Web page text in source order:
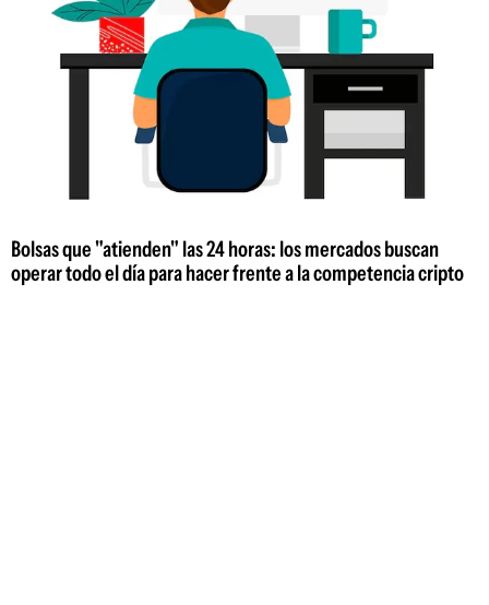
Bolsas que "atienden" las 24 horas: los mercados buscan
operar todo el día para hacer frente a la competencia cripto